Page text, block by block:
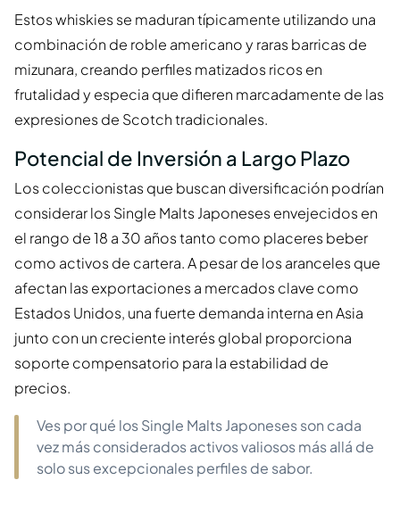
Estos whiskies se maduran típicamente utilizando una
combinación de roble americano y raras barricas de
mizunara, creando perfiles matizados ricos en
frutalidad y especia que difieren marcadamente de las
expresiones de Scotch tradicionales.
Potencial de Inversión a Largo Plazo
Los coleccionistas que buscan diversificación podrían
considerar los Single Malts Japoneses envejecidos en
el rango de 18 a 30 años tanto como placeres beber
como activos de cartera. A pesar de los aranceles que
afectan las exportaciones a mercados clave como
Estados Unidos, una fuerte demanda interna en Asia
junto con un creciente interés global proporciona
soporte compensatorio para la estabilidad de
precios.
Ves por qué los Single Malts Japoneses son cada
vez más considerados activos valiosos más allá de
solo sus excepcionales perfiles de sabor.